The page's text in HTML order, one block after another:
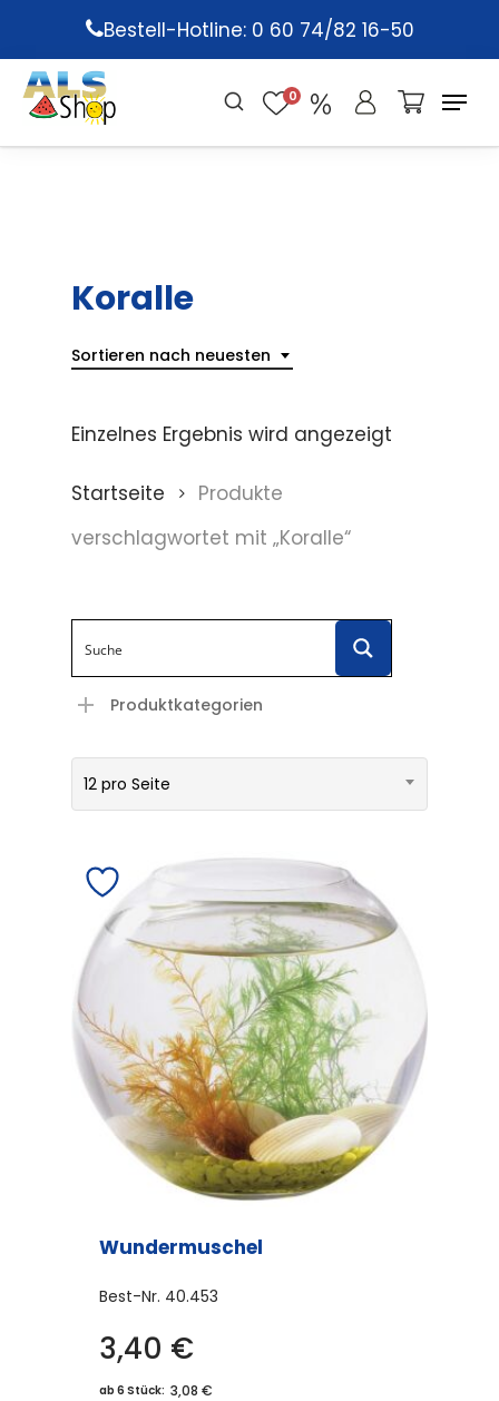
main
content
Bestell-Hotline: 0 60 74/82 16-50
0
Koralle
Sortieren nach neuesten
Einzelnes Ergebnis wird angezeigt
Startseite
Produkte
verschlagwortet mit „Koralle“
Produktkategorien
12 pro Seite
Wundermuschel
Best-Nr. 40.453
3,40 €
ab 6 Stück: 3,08 €